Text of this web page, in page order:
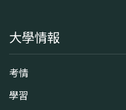
大學情報
考情
學習